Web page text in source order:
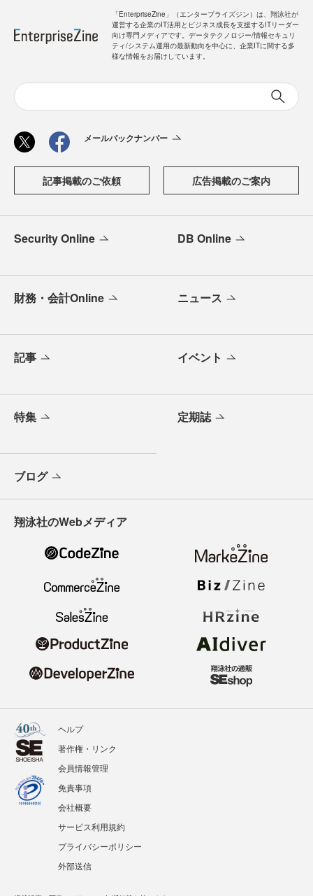
「EnterpriseZine」（エンタープライズジン）は、翔泳社が
運営する企業のIT活用とビジネス成長を支援するITリーダー
向け専門メディアです。データテクノロジー/情報セキュリ
ティ/システム運用の最新動向を中心に、企業ITに関する多
様な情報をお届けしています。
メールバックナンバー
記事掲載のご依頼 広告掲載のご案内
Security Online DB Online
財務・会計Online ニュース
記事 イベント
特集 定期誌
ブログ
翔泳社のWebメディア
ヘルプ
著作権・リンク
会員情報管理
免責事項
会社概要
サービス利用規約
プライバシーポリシー
外部送信